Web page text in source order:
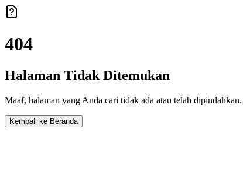
404
Halaman Tidak Ditemukan
Maaf, halaman yang Anda cari tidak ada atau telah dipindahkan.
Kembali ke Beranda